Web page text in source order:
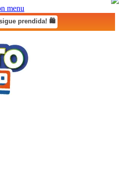
menu
prendida! 🛍️